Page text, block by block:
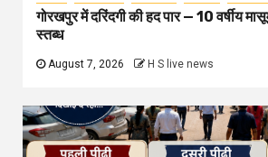
गोरखपुर में दरिंदगी की हद पार — 10 वर्षीय
स्तब्ध
August 7, 2026 H S live news